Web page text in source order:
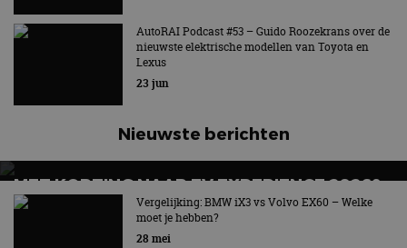
AutoRAI Podcast #53 – Guido Roozekrans over de
nieuwste elektrische modellen van Toyota en
Lexus
23 jun
Nieuwste berichten
MET KORTING NAAR EV EXPERIENCE 2026?
AUTORAI REGELT HET!
EV Experience 2026 van 24 tot 26 september
Vergelijking: BMW iX3 vs Volvo EX60 – Welke
moet je hebben?
28 mei